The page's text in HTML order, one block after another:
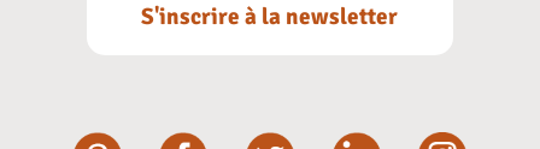
S'inscrire à la newsletter